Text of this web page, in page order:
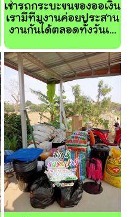
เช่ารถกระบะขนของออเงิน
เรามีทีมงานค่อยประสาน
งานกันได้ตลอดทั้งวันเ...